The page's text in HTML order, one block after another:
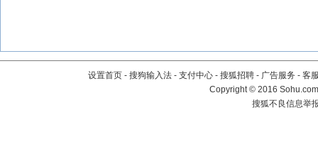
设置首页 - 搜狗输入法 - 支付中心 - 搜狐招聘 - 广告服务 - 客
Copyright©2016
搜狐不良信息举